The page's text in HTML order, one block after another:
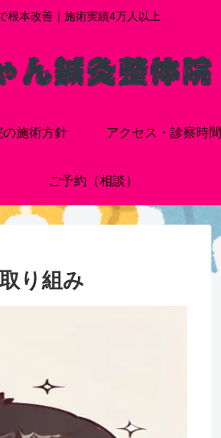
根本改善｜施術実績4万人以上
の施術方針 アクセス・診察時間
ご予約（相談）
り組み